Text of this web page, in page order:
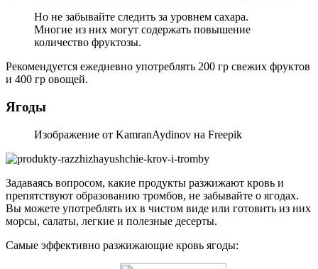
Но не забывайте следить за уровнем сахара.
Многие из них могут содержать повышение
количество фруктозы.
Рекомендуется ежедневно употреблять 200 гр свежих фруктов
и 400 гр овощей.
Ягоды
Изображение от KamranAydinov на Freepik
Задаваясь вопросом, какие продукты разжижают кровь и
препятствуют образованию тромбов, не забывайте о ягодах.
Вы можете употреблять их в чистом виде или готовить из них
морсы, салаты, легкие и полезные десерты.
Самые эффективно разжижающие кровь ягоды: